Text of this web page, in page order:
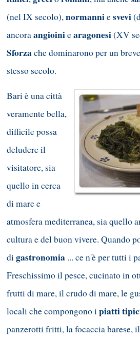
(nel IX secolo),normanniesvevi
ancoraangioiniearagonesi(XV
Sforzache dominarono per un
stesso secolo.
Bari è una città
veramente bella,
difficile possa
deludere il
visitatore, sia
quello in cerca
di mare e
atmosfera mediterranea, sia quello
cultura e del buon vivere. Quando
di gastronomia ... ce n'è per tutti i
Freschissimo il pesce, cucinato in
frutti di mare, il crudo di mare, le
locali che compongono i piatti
panzerotti fritti, la focaccia barese,